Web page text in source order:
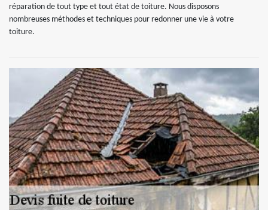
réparation de tout type et tout état de toiture. Nous disposons
nombreuses méthodes et techniques pour redonner une vie à votre
toiture.